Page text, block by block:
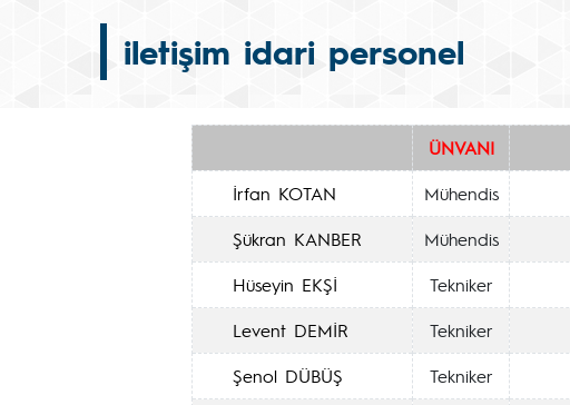
iletişim idari personel
ÜNVANI
İrfan KOTAN
Mühendis
Şükran KANBER
Mühendis
Hüseyin EKŞİ
Tekniker
Levent DEMİR
Tekniker
Şenol DÜBÜŞ
Tekniker